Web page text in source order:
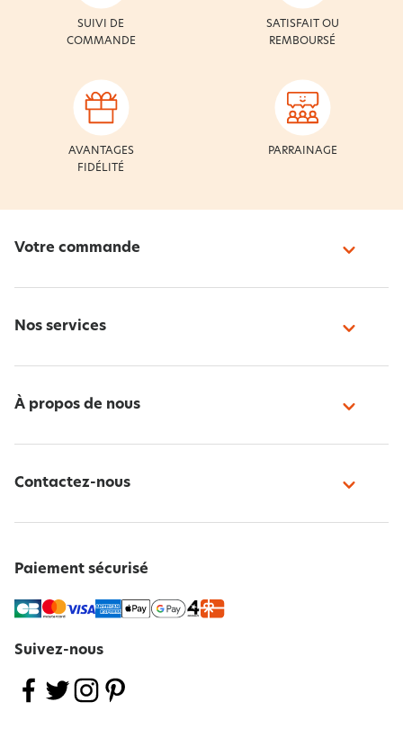
SUIVI DE
COMMANDE
SATISFAIT OU
REMBOURSÉ
AVANTAGES
FIDÉLITÉ
PARRAINAGE
Votre commande
Nos services
À propos de nous
Contactez-nous
Paiement sécurisé
Suivez-nous